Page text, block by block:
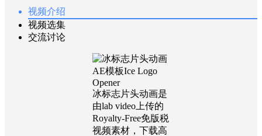
视频介绍
视频选集
交流讨论
冰标志片头动画是
由lab video上传的
Royalty-Free免版税
视频素材，下载高